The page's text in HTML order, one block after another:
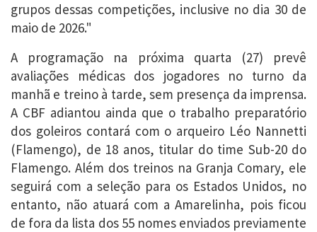
grupos dessas competições, inclusive no dia 30 de
maio de 2026."
A programação na próxima quarta (27) prevê
avaliações médicas dos jogadores no turno da
manhã e treino à tarde, sem presença da imprensa.
A CBF adiantou ainda que o trabalho preparatório
dos goleiros contará com o arqueiro Léo Nannetti
(Flamengo), de 18 anos, titular do time Sub-20 do
Flamengo. Além dos treinos na Granja Comary, ele
seguirá com a seleção para os Estados Unidos, no
entanto, não atuará com a Amarelinha, pois ficou
de fora da lista dos 55 nomes enviados previamente